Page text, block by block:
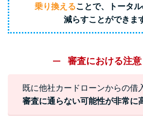
特集ページ一覧
の理由
乗り換えることで、トータ
減らすことができま
審査における注意
既に他社カードローンからの借
審査に通らない可能性が非常に